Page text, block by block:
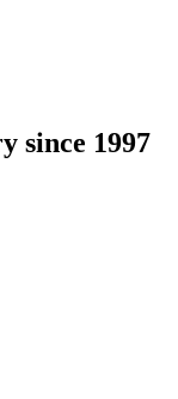
since 1997